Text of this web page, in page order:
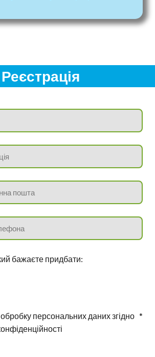
Реєстрація
бажаєте придбати:
персональних даних згідно *